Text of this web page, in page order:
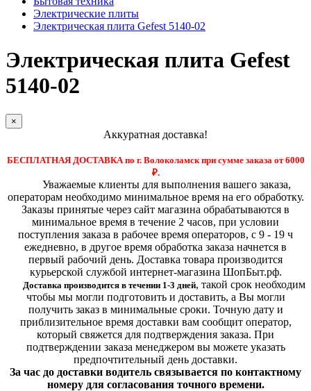
Электрические плиты
Электрическая плита Gefest 5140-02
Электрическая плита Gefest
5140-02
×
Аккуратная доставка!
БЕСПЛАТНАЯ ДОСТАВКА по г. Волоколамск при сумме заказа от 6000
₽.
Уважаемые клиенты для выполнения вашего заказа,
операторам необходимо минимальное время на его обработку.
Заказы принятые через сайт магазина обрабатываются в
минимальное время в течение 2 часов, при условии
поступления заказа в рабочее время операторов, с 9 - 19 ч
ежедневно, в другое время обработка заказа начнется в
первый рабочий день. Доставка товара производится
курьерской службой интернет-магазина ШопБыт.рф.
Доставка производится в течении 1-3 дней, такой срок необходим
чтобы мы могли подготовить и доставить, а Вы могли
получить заказ в минимальные сроки. Точную дату и
приблизительное время доставки вам сообщит оператор,
который свяжется для подтверждения заказа. При
подтверждении заказа менеджером вы можете указать
предпочтительный день доставки.
За час до доставки водитель связывается по контактному
номеру для согласования точного времени.